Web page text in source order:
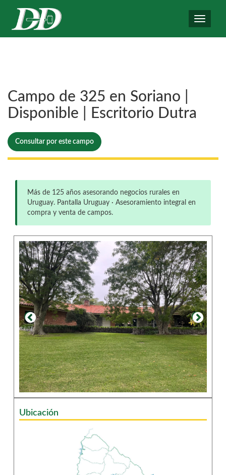
Toggle
Campo de 325 en Soriano |
Disponible | Escritorio Dutra
Consultar por este campo
Más de 125 años asesorando negocios rurales en
Uruguay. Pantalla Uruguay · Asesoramiento integral en
compra y venta de campos.
Ubicación